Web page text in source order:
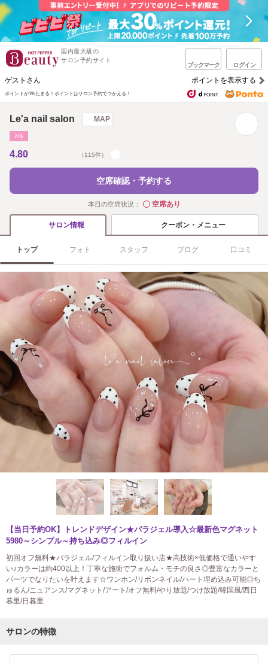
国内最大級の
サロン予約サイト
ブックマーク ログイン
ゲストさん ポイントを表示する
ポイントが1%たまる！ ポイントはサロン予約でつかえる！
Le'a nail salon MAP
ﾈｲﾙ
4.80 （115件）
空席確認・予約する
本日の空席状況： ◯空席あり
サロン情報 クーポン・メニュー
トップ フォト スタッフ ブログ 口コミ
【当日予約OK】トレンドデザイン★パラジェル導入☆最新色マグネット
5980～シンプル～持ち込み◎フィルイン
初回オフ無料★パラジェル/フィルイン取り扱い店★高技術×低価格で通いやす
い♪カラーは約400以上！丁寧な施術でフォルム・モチの良さ◎豊富なカラーと
パーツでなりたいを叶えます☆ワンホン/リボンネイル/ハート埋め込み可能◎ち
ゅるん/ニュアンス/マグネット/アート/オフ無料/やり放題/つけ放題/韓国風/西日
暮里/日暮里
サロンの特徴